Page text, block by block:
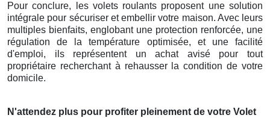
Pour conclure, les volets roulants proposent une solution
intégrale pour sécuriser et embellir votre maison. Avec leurs
multiples bienfaits, englobant une protection renforcée, une
régulation de la température optimisée, et une facilité
d'emploi, ils représentent un achat avisé pour tout
propriétaire recherchant à rehausser la condition de votre
domicile.
N'attendez plus pour profiter pleinement de votre Volet